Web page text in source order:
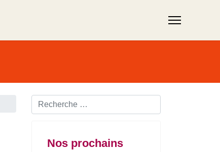
Rechercher ...
Nos prochains